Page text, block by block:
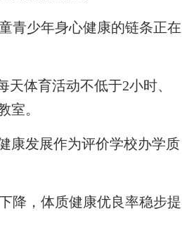
少年身心健康的链条正在
体育活动不低于2小时、
室。
发展作为评价学校办学质
，体质健康优良率稳步提